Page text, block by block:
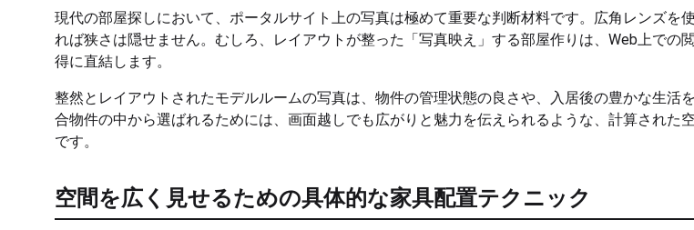
現代の部屋探しにおいて、ポータルサイト上の写真は極めて重要な判断材料です。広角レンズを
れば狭さは隠せません。むしろ、レイアウトが整った「写真映え」する部屋作りは、Web上での
得に直結します。
整然とレイアウトされたモデルルームの写真は、物件の管理状態の良さや、入居後の豊かな生活
合物件の中から選ばれるためには、画面越しでも広がりと魅力を伝えられるような、計算された
です。
空間を広く見せるための具体的な家具配置テクニック